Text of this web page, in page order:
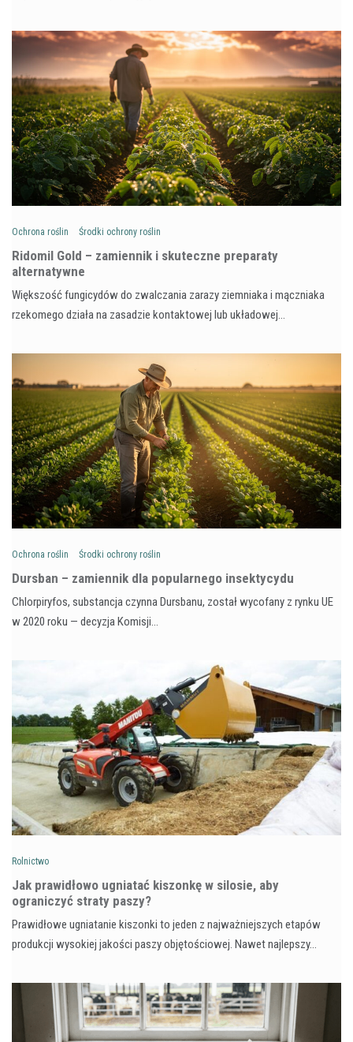
Ochrona roślin Środki ochrony roślin
Ridomil Gold – zamiennik i skuteczne preparaty
alternatywne
Większość fungicydów do zwalczania zarazy ziemniaka i mączniaka
rzekomego działa na zasadzie kontaktowej lub układowej…
Ochrona roślin Środki ochrony roślin
Dursban – zamiennik dla popularnego insektycydu
Chlorpiryfos, substancja czynna Dursbanu, został wycofany z rynku UE
w 2020 roku — decyzja Komisji…
Rolnictwo
Jak prawidłowo ugniatać kiszonkę w silosie, aby
ograniczyć straty paszy?
Prawidłowe ugniatanie kiszonki to jeden z najważniejszych etapów
produkcji wysokiej jakości paszy objętościowej. Nawet najlepszy…